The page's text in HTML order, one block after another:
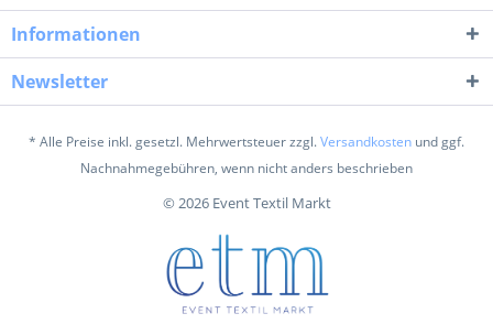
Informationen
Newsletter
* Alle Preise inkl. gesetzl. Mehrwertsteuer zzgl.Versandkosten und ggf.
Nachnahmegebühren, wenn nicht anders beschrieben
© 2026 Event Textil Markt